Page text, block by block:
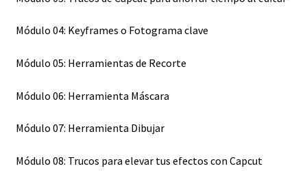
Módulo 04: Keyframes o Fotograma clave
Módulo 05: Herramientas de Recorte
Módulo 06: Herramienta Máscara
Módulo 07: Herramienta Dibujar
​Módulo 08: Trucos para elevar tus efectos con Capcut